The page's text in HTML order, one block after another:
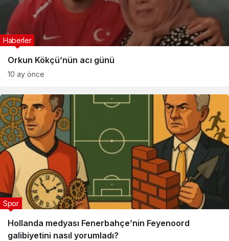
Orkun Kökçü’nün acı günü
Haberler
10 ay önce
Hollanda medyası Fenerbahçe’nin Feyenoord
galibiyetini nasıl yorumladı?
Spor